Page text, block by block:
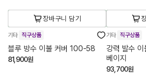
장바구니 담기
기타 직구상품
블루 방수 이불 커버 100-58
81,900원
기타 직구상품
강력 발수
베이지
93,700원